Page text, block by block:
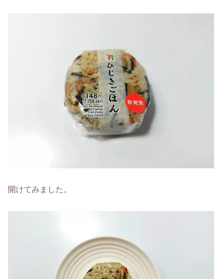
開けてみました。